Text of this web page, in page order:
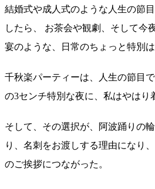
結婚式や成人式のような人生の節
したら、 お茶会や観劇、そして今
宴のような、日常のちょっと特別は
千秋楽パーティーは、人生の節目
の3センチ特別な夜に、私はやはり
そして、その選択が、阿波踊りの
り、名刺をお渡しする理由になり
のご挨拶につながった。